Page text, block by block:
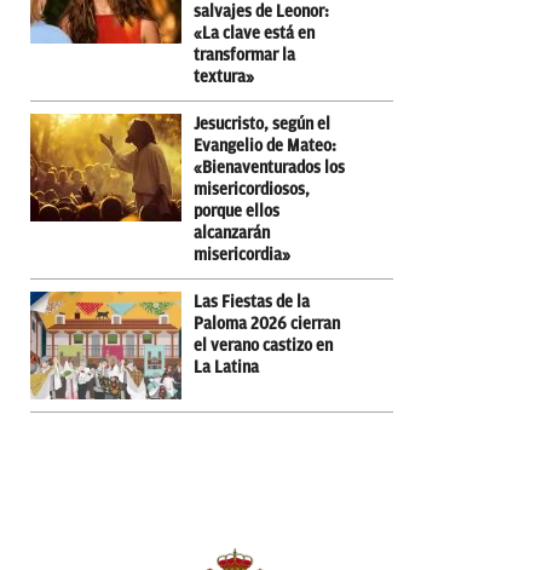
salvajes de Leonor:
«La clave está en
transformar la
textura»
Jesucristo, según el
Evangelio de Mateo:
«Bienaventurados los
misericordiosos,
porque ellos
alcanzarán
misericordia»
Las Fiestas de la
Paloma 2026 cierran
el verano castizo en
La Latina